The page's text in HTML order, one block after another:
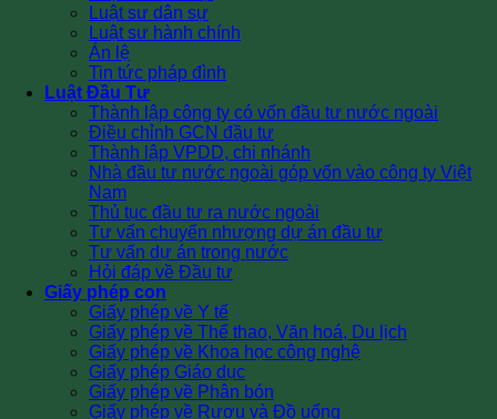
Luật sư dân sự
Luật sư hành chính
Án lệ
Tin tức pháp đình
Luật Đầu Tư
Thành lập công ty có vốn đầu tư nước ngoài
Điều chỉnh GCN đầu tư
Thành lập VPDD, chi nhánh
Nhà đầu tư nước ngoài góp vốn vào công ty Việt
Nam
Thủ tục đầu tư ra nước ngoài
Tư vấn chuyển nhượng dự án đầu tư
Tư vấn dự án trong nước
Hỏi đáp về Đầu tư
Giấy phép con
Giấy phép về Y tế
Giấy phép về Thể thao, Văn hoá, Du lịch
Giấy phép về Khoa học công nghệ
Giấy phép Giáo dục
Giấy phép về Phân bón
Giấy phép về Rượu và Đồ uống